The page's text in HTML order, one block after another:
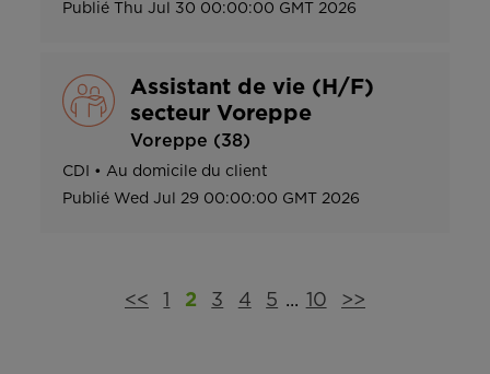
Publié
Thu Jul 30 00:00:00 GMT 2026
Assistant de vie (H/F)
secteur Voreppe
Voreppe (38)
CDI • Au domicile du client
Publié Wed Jul 29 00:00:00 GMT 2026
<< 1 2 3 4 5 ... 10 >>